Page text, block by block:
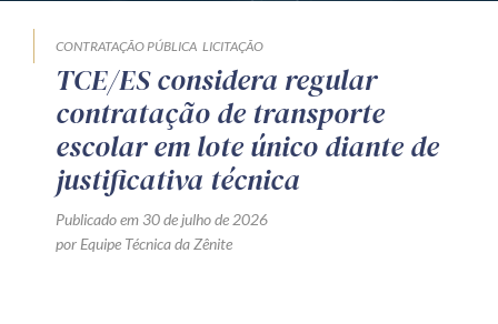
CONTRATAÇÃO PÚBLICA LICITAÇÃO
TCE/ES considera regular
contratação de transporte
escolar em lote único diante de
justificativa técnica
Publicado em 30 de julho de 2026
por Equipe Técnica da Zênite